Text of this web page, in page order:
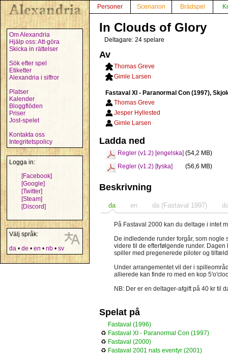
Om Alexandria
Hjälp oss: Att-göra
Skicka in rättelser
Sök efter spel
Etiketter
Alexandria i siffror
Platser
Kalender
Bloggflöden
Priser
Jost-spelet
Kontakta oss
Integritetspolicy
Logga in:
[Facebook]
[Google]
[Twitter]
[Steam]
[Discord]
Välj språk:
da • de • en • nb • sv
Personer Scenarion Brädspel
In Clouds of Glory
Deltagare: 24 spelare
Av
Thomas Greve
Gimle Larsen
Fastaval XI - Paranormal Con (1997),
Thomas Greve
Jesper Hyllested
Gimle Larsen
Ladda ned
Regler (v1.2) [engelska] (54,2 MB)
Regler (v1.2) [tyska]
(56,6 MB)
Beskrivning
da en da (Fastaval 1997)
På Fastaval 2000 kan du deltage i intet
De indledende runder forgår, som
videre til de efterfølgende runder.
spiller med pregenerede piloter og
Under arrangementet vil der i
allierede kan finde ro med en kop
NB: Der er en deltager-afgift på 40 kr til
Spelat på
Fastaval (1996)
♻ Fastaval XI - Paranormal Con (1997)
♻ Fastaval (2000)
♻ Fastaval 2001 nats eventyr (2001)